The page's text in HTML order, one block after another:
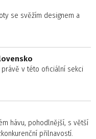
se svěžím designem a
v této oficiální sekci
hávu, pohodlnější, s větší
přilnavostí.